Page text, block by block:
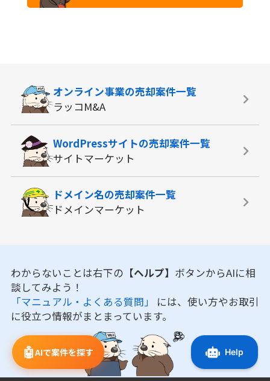
🤖AIで案件を探す
オンライン事業の売却案件一覧
ラッコM&A
WordPressサイトの売却案件一覧
サイトマーケット
ドメイン名の売却案件一覧
ドメインマーケット
わからないことは右下の 【ヘルプ】 ボタンからAIに相
談してみよう！
「マニュアル・よくある質問」 には、使い方やお取引
に役立つ情報がまとまっています。